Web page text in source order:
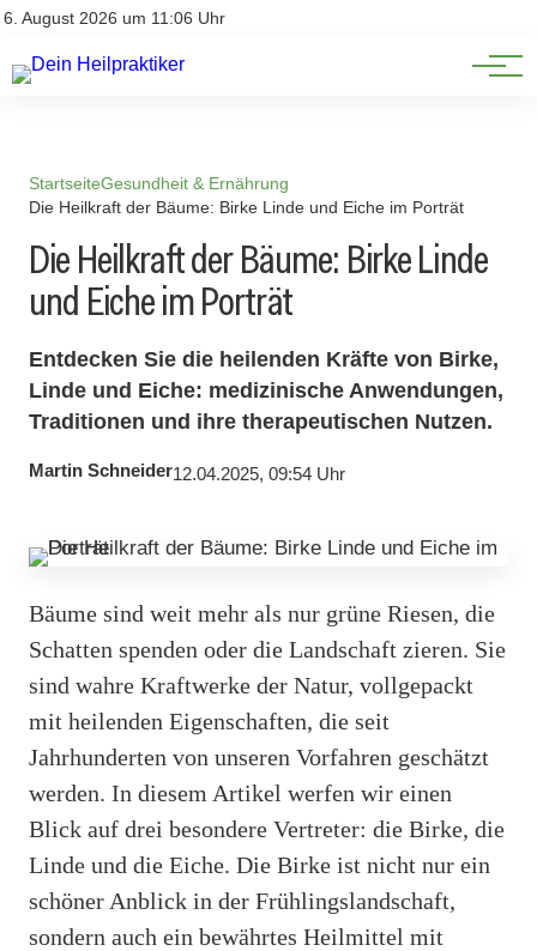
6. August 2026 um 11:06 Uhr
Impressum
Natürliche Medizin
Heilpflanzen & Kräuterkunde
StartseiteGesundheit & Ernährung
Die Heilkraft der Bäume: Birke Linde und Eiche im Porträt
Die Heilkraft der Bäume: Birke Linde
und Eiche im Porträt
Entdecken Sie die heilenden Kräfte von Birke,
Linde und Eiche: medizinische Anwendungen,
Traditionen und ihre therapeutischen Nutzen.
Martin Schneider12.04.2025, 09:54 Uhr
Bäume sind weit mehr als nur grüne Riesen, die
Schatten spenden oder die Landschaft zieren. Sie
sind wahre Kraftwerke der Natur, vollgepackt
mit heilenden Eigenschaften, die seit
Jahrhunderten von unseren Vorfahren geschätzt
werden. In diesem Artikel werfen wir einen
Blick auf drei besondere Vertreter: die Birke, die
Linde und die Eiche. Die Birke ist nicht nur ein
schöner Anblick in der Frühlingslandschaft,
sondern auch ein bewährtes Heilmittel mit